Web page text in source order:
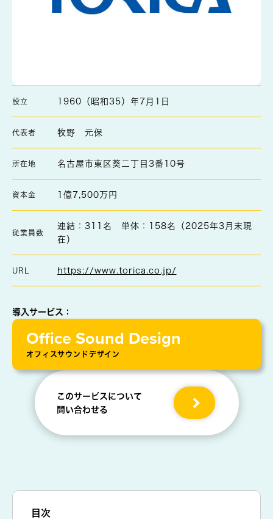
設立 1960（昭和35）年7月1日
代表者 牧野 元保
所在地 名古屋市東区葵二丁目3番10号
資本金 1億7,500万円
従業員数
連結：311名 単体：158名（2025年3月末現
在）
URL https://www.torica.co.jp/
導入サービス：
Office Sound Design
オフィスサウンドデザイン
このサービスについて
問い合わせる
目次